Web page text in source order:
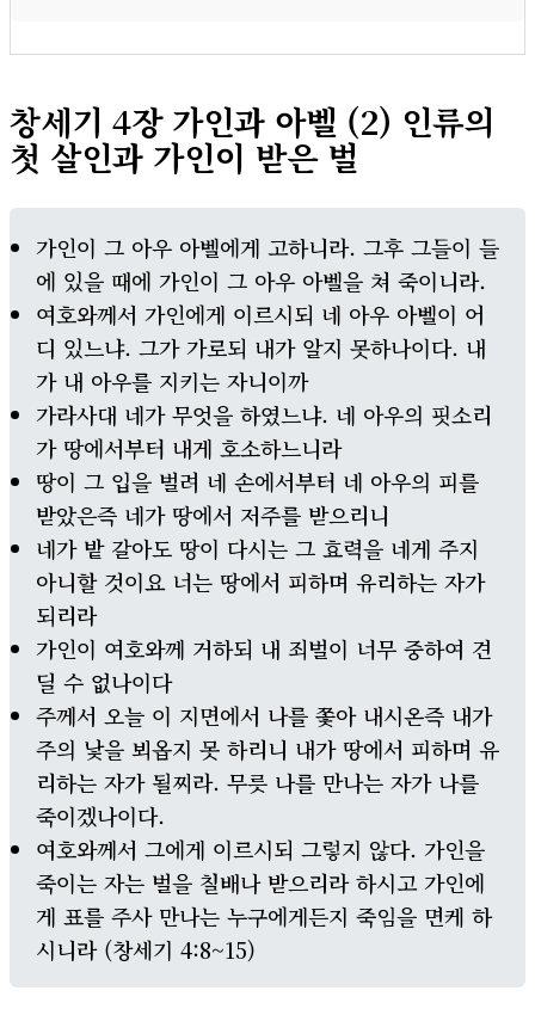
창세기 4장 가인과 아벨 (2) 인류의
첫 살인과 가인이 받은 벌
가인이 그 아우 아벨에게 고하니라. 그후 그들이 들
에 있을 때에 가인이 그 아우 아벨을 쳐 죽이니라.
여호와께서 가인에게 이르시되 네 아우 아벨이 어
디 있느냐. 그가 가로되 내가 알지 못하나이다. 내
가 내 아우를 지키는 자니이까
가라사대 네가 무엇을 하였느냐. 네 아우의 핏소리
가 땅에서부터 내게 호소하느니라
땅이 그 입을 벌려 네 손에서부터 네 아우의 피를
받았은즉 네가 땅에서 저주를 받으리니
네가 밭 갈아도 땅이 다시는 그 효력을 네게 주지
아니할 것이요 너는 땅에서 피하며 유리하는 자가
되리라
가인이 여호와께 거하되 내 죄벌이 너무 중하여 견
딜 수 없나이다
주께서 오늘 이 지면에서 나를 쫓아 내시온즉 내가
주의 낯을 뵈옵지 못 하리니 내가 땅에서 피하며 유
리하는 자가 될찌라. 무릇 나를 만나는 자가 나를
죽이겠나이다.
여호와께서 그에게 이르시되 그렇지 않다. 가인을
죽이는 자는 벌을 칠배나 받으리라 하시고 가인에
게 표를 주사 만나는 누구에게든지 죽임을 면케 하
시니라 (창세기 4:8~15)